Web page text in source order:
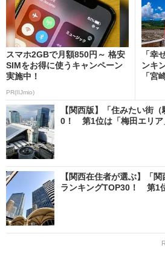
スマホ2GBで月額850円～ 格安
SIMをお得に使うキャンペーン
実施中！
PR(IIJmio)
「幸
ンキ
「宮
【関西版】「住みたい街
0！ 第1位は「梅田エリア
【関西在住者が選ぶ】「
ランキングTOP30！ 第1